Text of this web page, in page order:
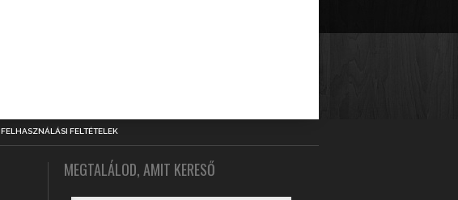
FELHASZNÁLÁSI FELTÉTELEK
MEGTALÁLOD, AMIT KERESŐ